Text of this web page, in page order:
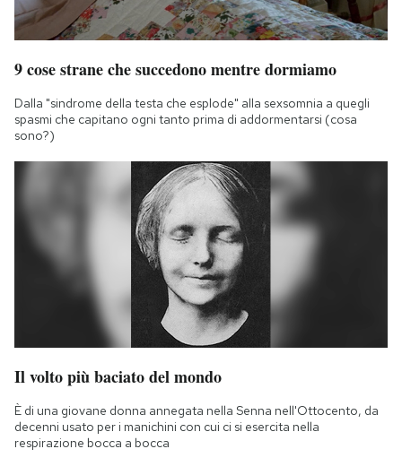
9 cose strane che succedono mentre dormiamo
Dalla "sindrome della testa che esplode" alla sexsomnia a quegli
spasmi che capitano ogni tanto prima di addormentarsi (cosa
sono?)
Il volto più baciato del mondo
È di una giovane donna annegata nella Senna nell'Ottocento, da
decenni usato per i manichini con cui ci si esercita nella
respirazione bocca a bocca